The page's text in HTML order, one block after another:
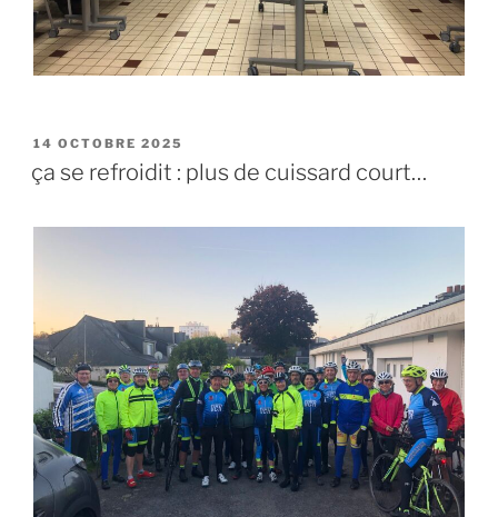
PUBLIÉ
14 OCTOBRE 2025
ça se refroidit : plus de cuissard court…